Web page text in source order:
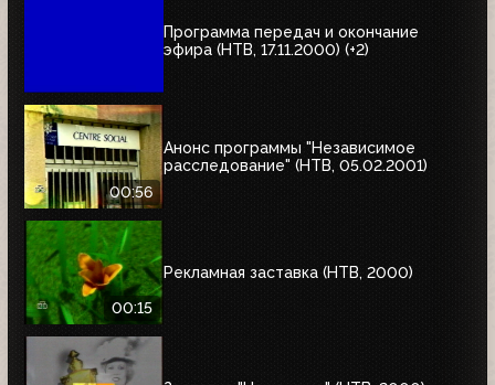
Программа передач и окончание
эфира (НТВ, 17.11.2000) (+2)
00:56
Анонс программы "Независимое
расследование" (НТВ, 05.02.2001)
00:15
Рекламная заставка (НТВ, 2000)